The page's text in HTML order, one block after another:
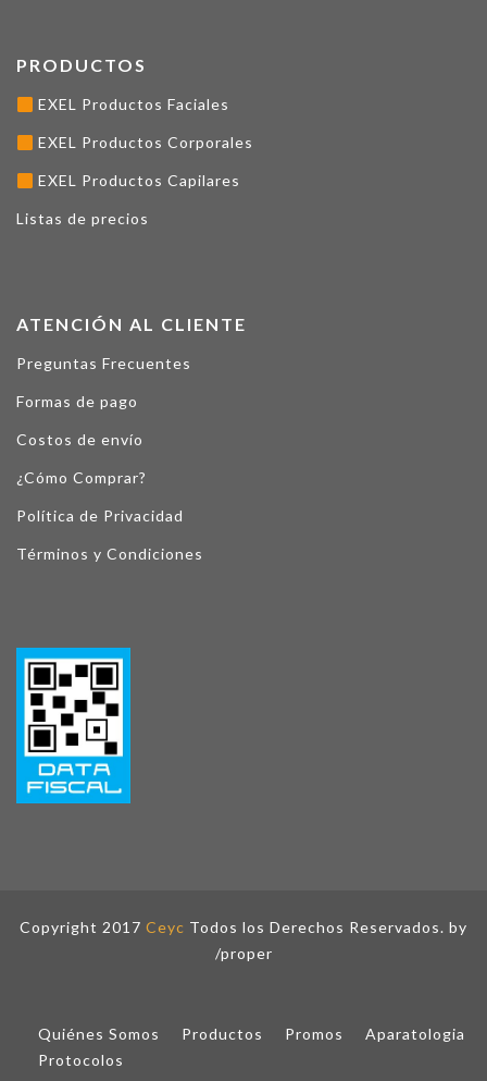
PRODUCTOS
EXEL Productos Faciales
EXEL Productos Corporales
EXEL Productos Capilares
Listas de precios
ATENCIÓN AL CLIENTE
Preguntas Frecuentes
Formas de pago
Costos de envío
¿Cómo Comprar?
Política de Privacidad
Términos y Condiciones
Copyright 2017 Ceyc Todos los Derechos Reservados. by
/proper
Quiénes Somos Productos Promos
Aparatologia
Protocolos